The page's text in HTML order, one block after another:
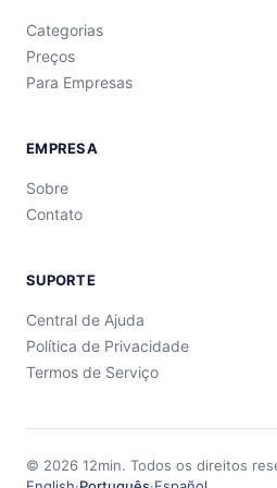
Categorias
Preços
Para Empresas
EMPRESA
Sobre
Contato
SUPORTE
Central de Ajuda
Política de Privacidade
Termos de Serviço
© 2026 12min. Todos os direitos